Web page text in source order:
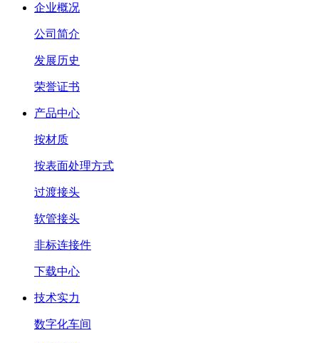
企业概况
公司简介
发展历史
荣誉证书
产品中心
按材质
按表面处理方式
过渡接头
软管接头
非标连接件
下载中心
技术实力
数字化车间